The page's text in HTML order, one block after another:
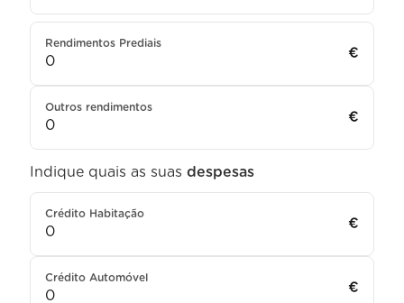
Rendimentos Prediais
€
Outros rendimentos
€
Indique quais as suas despesas
Crédito Habitação
€
Crédito Automóvel
€